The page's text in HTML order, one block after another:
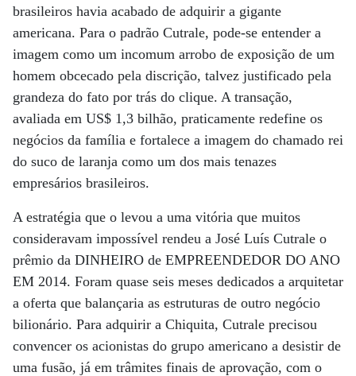
brasileiros havia acabado de adquirir a gigante
americana. Para o padrão Cutrale, pode-se entender a
imagem como um incomum arrobo de exposição de um
homem obcecado pela discrição, talvez justificado pela
grandeza do fato por trás do clique. A transação,
avaliada em US$ 1,3 bilhão, praticamente redefine os
negócios da família e fortalece a imagem do chamado rei
do suco de laranja como um dos mais tenazes
empresários brasileiros.
A estratégia que o levou a uma vitória que muitos
consideravam impossível rendeu a José Luís Cutrale o
prêmio da DINHEIRO de EMPREENDEDOR DO ANO
EM 2014. Foram quase seis meses dedicados a arquitetar
a oferta que balançaria as estruturas de outro negócio
bilionário. Para adquirir a Chiquita, Cutrale precisou
convencer os acionistas do grupo americano a desistir de
uma fusão, já em trâmites finais de aprovação, com o